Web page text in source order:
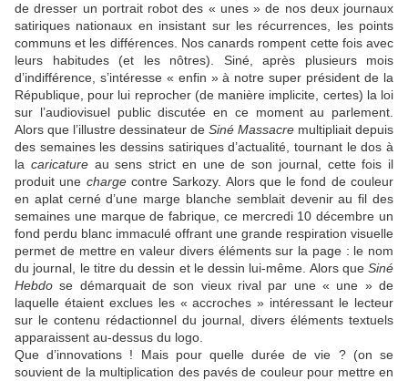
de dresser un portrait robot des « unes » de nos deux journaux
satiriques nationaux en insistant sur les récurrences, les points
communs et les différences. Nos canards rompent cette fois avec
leurs habitudes (et les nôtres). Siné, après plusieurs mois
d’indifférence, s’intéresse « enfin » à notre super président de la
République, pour lui reprocher (de manière implicite, certes) la loi
sur l’audiovisuel public discutée en ce moment au parlement.
Alors que l’illustre dessinateur de Siné Massacre multipliait depuis
des semaines les dessins satiriques d’actualité, tournant le dos à
la caricatureau sens strict en une de son journal, cette fois il
produit une chargecontre Sarkozy. Alors que le fond de couleur
en aplat cerné d’une marge blanche semblait devenir au fil des
semaines une marque de fabrique, ce mercredi 10 décembre un
fond perdu blanc immaculé offrant une grande respiration visuelle
permet de mettre en valeur divers éléments sur la page : le nom
du journal, le titre du dessin et le dessin lui-même. Alors que Siné
Hebdo se démarquait de son vieux rival par une « une » de
laquelle étaient exclues les « accroches » intéressant le lecteur
sur le contenu rédactionnel du journal, divers éléments textuels
apparaissent au-dessus du logo.
Que d’innovations ! Mais pour quelle durée de vie ? (on se
souvient de la multiplication des pavés de couleur pour mettre en